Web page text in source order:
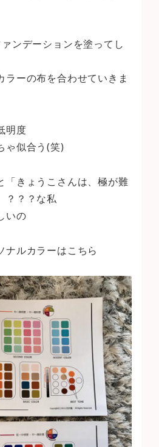
ンデーションを塗ってし
ラーの布を合わせていきま
明度
ゃ似合う(笑)
「きょうこさんは、極が難
？？？な私
いの
ナルカラーはこちら